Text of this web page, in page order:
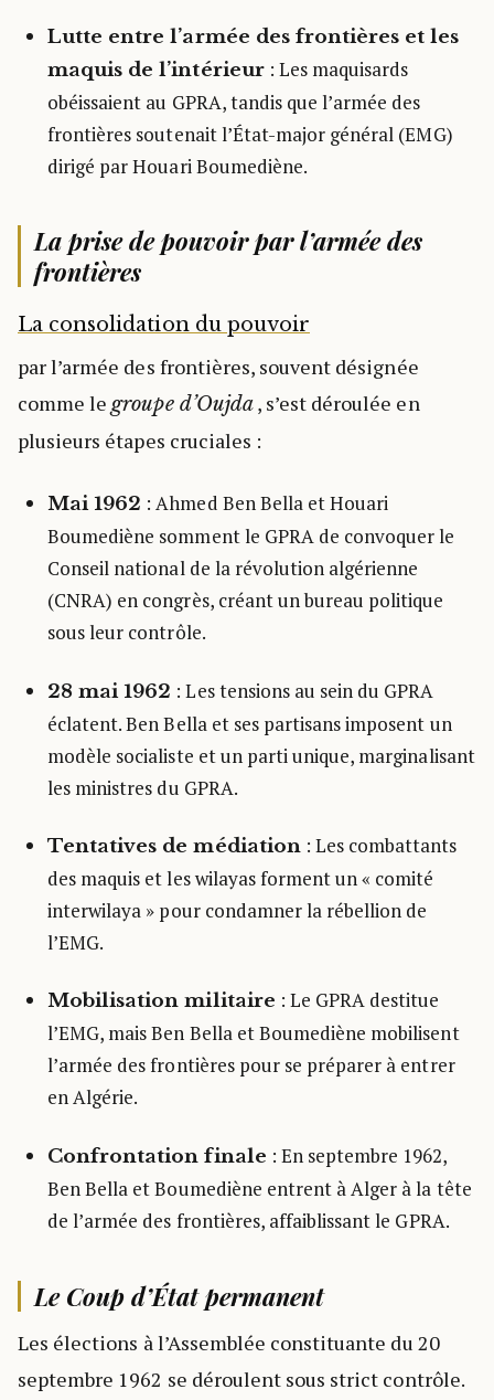
Lutte entre l’armée des frontières et les
maquis de l’intérieur: Les maquisards
obéissaient au GPRA, tandis que l’armée des
frontières soutenait l’État-major général (EMG)
dirigé par Houari Boumediène.
La prise de pouvoir par l’armée des
frontières
La consolidation du pouvoir
par l’armée des frontières, souvent désignée
comme legroupe d’Oujda, s’est déroulée en
plusieurs étapes cruciales :
Mai 1962 : Ahmed Ben Bella et Houari
Boumediène somment le GPRA de convoquer le
Conseil national de la révolution algérienne
(CNRA) en congrès, créant un bureau politique
sous leur contrôle.
28 mai 1962 : Les tensions au sein du GPRA
éclatent. Ben Bella et ses partisans imposent un
modèle socialiste et un parti unique, marginalisant
les ministres du GPRA.
Tentatives de médiation: Les combattants
des maquis et les wilayas forment un « comité
interwilaya » pour condamner la rébellion de
l’EMG.
Mobilisation militaire : Le GPRA destitue
l’EMG, mais Ben Bella et Boumediène mobilisent
l’armée des frontières pour se préparer à entrer
en Algérie.
Confrontation finale : En septembre 1962,
Ben Bella et Boumediène entrent à Alger à la tête
de l’armée des frontières, affaiblissant le GPRA.
Le Coup d’État permanent
Les élections à l’Assemblée constituante du 20
septembre 1962 se déroulent sous strict contrôle.